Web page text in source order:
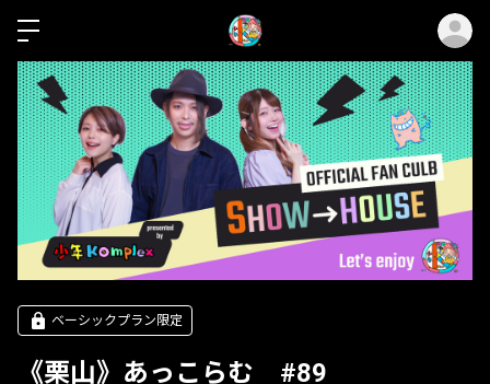
ベーシックプラン限定
《栗山》あっこらむ #89